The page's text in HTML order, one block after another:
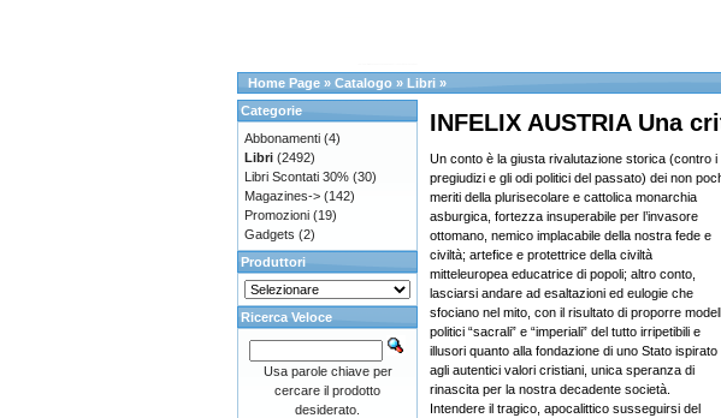
Home Page » Catalogo » Libri »
INFELIX AUSTRIA Una
Un conto è la giusta rivalutazione storica (contro i
pregiudizi e gli odi politici del passato) dei non
meriti della plurisecolare e cattolica monarchia
asburgica, fortezza insuperabile per l’invasore
ottomano, nemico implacabile della nostra fede e
civiltà; artefice e protettrice della civiltà
mitteleuropea educatrice di popoli; altro conto,
lasciarsi andare ad esaltazioni ed eulogie che
sfociano nel mito, con il risultato di proporre
politici “sacrali” e “imperiali” del tutto irripetibili e
illusori quanto alla fondazione di uno Stato ispirato
agli autentici valori cristiani, unica speranza di
rinascita per la nostra decadente società.
Intendere il tragico, apocalittico susseguirsi del
Categorie
Abbonamenti (4)
Libri (2492)
Libri Scontati 30% (30)
Magazines-> (142)
Promozioni (19)
Gadgets (2)
Produttori
Ricerca Veloce
Usa parole chiave per
cercare il prodotto
desiderato.